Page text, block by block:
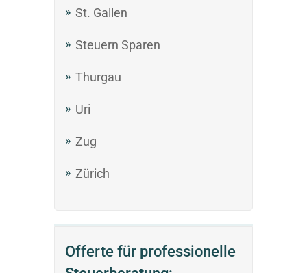
St. Gallen
Steuern Sparen
Thurgau
Uri
Zug
Zürich
Offerte für professionelle